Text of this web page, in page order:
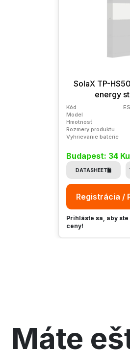
SolaX TP-
energy
Kód
Model
Hmotnosť
Rozmery produktu
Vyhrievanie batérie
Budapest: 34
DATASHEET
Registrácia /
Prihláste sa, aby
ceny!
Máte